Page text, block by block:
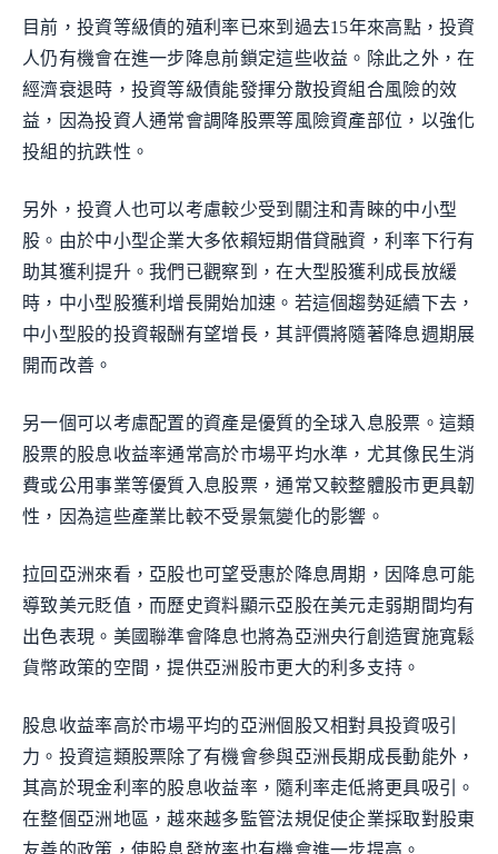
目前，投資等級債的殖利率已來到過去15年來高點，投資
人仍有機會在進一步降息前鎖定這些收益。除此之外，在
經濟衰退時，投資等級債能發揮分散投資組合風險的效
益，因為投資人通常會調降股票等風險資產部位，以強化
投組的抗跌性。
另外，投資人也可以考慮較少受到關注和青睞的中小型
股。由於中小型企業大多依賴短期借貸融資，利率下行有
助其獲利提升。我們已觀察到，在大型股獲利成長放緩
時，中小型股獲利增長開始加速。若這個趨勢延續下去，
中小型股的投資報酬有望增長，其評價將隨著降息週期展
開而改善。
另一個可以考慮配置的資產是優質的全球入息股票。這類
股票的股息收益率通常高於市場平均水準，尤其像民生消
費或公用事業等優質入息股票，通常又較整體股市更具韌
性，因為這些產業比較不受景氣變化的影響。
拉回亞洲來看，亞股也可望受惠於降息周期，因降息可能
導致美元貶值，而歷史資料顯示亞股在美元走弱期間均有
出色表現。美國聯準會降息也將為亞洲央行創造實施寬鬆
貨幣政策的空間，提供亞洲股市更大的利多支持。
股息收益率高於市場平均的亞洲個股又相對具投資吸引
力。投資這類股票除了有機會參與亞洲長期成長動能外，
其高於現金利率的股息收益率，隨利率走低將更具吸引。
在整個亞洲地區，越來越多監管法規促使企業採取對股東
友善的政策，使股息發放率也有機會進一步提高。